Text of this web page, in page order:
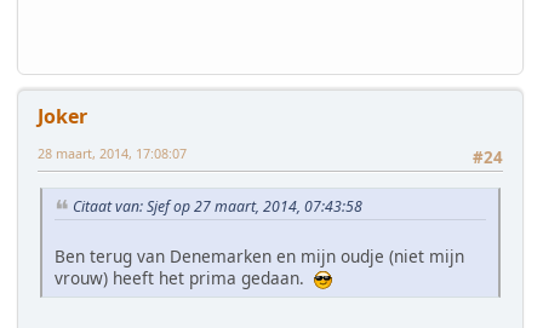
Joker
#24
28 maart, 2014, 17:08:07
Citaat van: Sjef op 27 maart, 2014, 07:43:58
Ben terug van Denemarken en mijn oudje (niet mijn
vrouw) heeft het prima gedaan.